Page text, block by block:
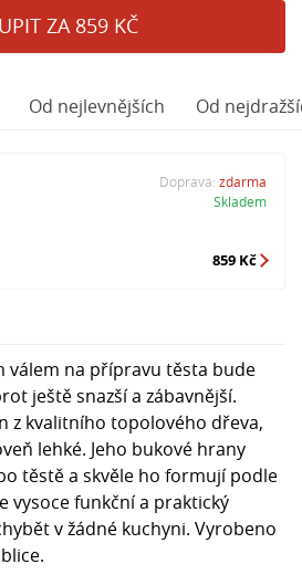
ZA 859 KČ
Od nejlevnějších Od
Doprava: zdarma
Skladem
859 Kč
válem na přípravu těsta bude
ještě snazší a zábavnější.
z kvalitního topolového dřeva,
lehké. Jeho bukové hrany
těstě a skvěle ho formují podle
vysoce funkční a praktický
v žádné kuchyni. Vyrobeno